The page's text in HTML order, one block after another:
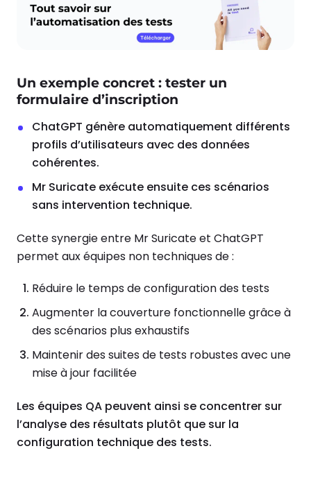
Un exemple concret : tester un
formulaire d’inscription
ChatGPT génère automatiquement différents
profils d’utilisateurs avec des données
cohérentes.
Mr Suricate exécute ensuite ces scénarios
sans intervention technique.
Cette synergie entre Mr Suricate et ChatGPT
permet aux équipes non techniques de :
Réduire le temps de configuration des tests
Augmenter la couverture fonctionnelle grâce à
des scénarios plus exhaustifs
Maintenir des suites de tests robustes avec une
mise à jour facilitée
Les équipes QA peuvent ainsi se concentrer sur
l’analyse des résultats plutôt que sur la
configuration technique des tests.